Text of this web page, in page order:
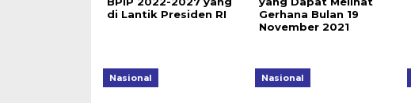
di Lantik Presiden RI
Gerhana Bulan 19
November 2021
Nasional Nasional